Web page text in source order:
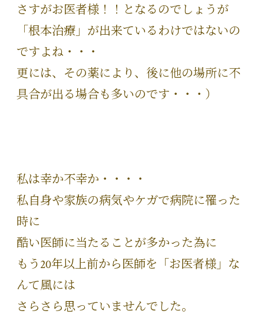
さすがお医者様！！となるのでしょうが
「根本治療」が出来ているわけではないの
ですよね・・・
更には、その薬により、後に他の場所に不
具合が出る場合も多いのです・・・）
私は幸か不幸か・・・・
私自身や家族の病気やケガで病院に罹った
時に
酷い医師に当たることが多かった為に
もう20年以上前から医師を「お医者様」な
んて風には
さらさら思っていませんでした。